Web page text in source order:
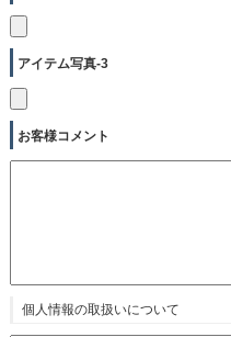
アイテム写真-3
お客様コメント
個人情報の取扱いについて